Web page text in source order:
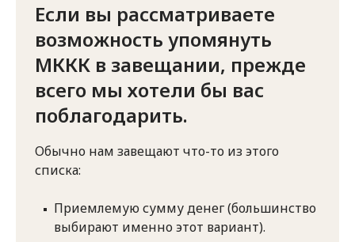
Если вы рассматриваете
возможность упомянуть
МККК в завещании, прежде
всего мы хотели бы вас
поблагодарить.
Обычно нам завещают что-то из этого
списка:
Приемлемую сумму денег (большинство
выбирают именно этот вариант).